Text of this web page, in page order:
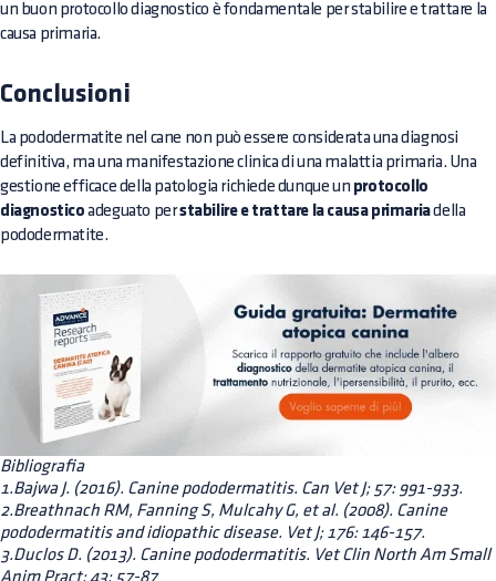
un buon protocollo diagnostico è fondamentale per stabilire e trattare la
causa primaria.
Conclusioni
La pododermatite nel cane non può essere considerata una diagnosi
definitiva, ma una manifestazione clinica di una malattia primaria. Una
gestione efficace della patologia richiede dunque un protocollo
diagnostico adeguato perstabilire e trattare la causa primariadella
pododermatite.
Bibliografia
1.Bajwa J. (2016). Canine pododermatitis. Can Vet J; 57: 991-933.
2.Breathnach RM, Fanning S, Mulcahy G, et al. (2008). Canine
pododermatitis and idiopathic disease. Vet J; 176: 146-157.
3.Duclos D. (2013). Canine pododermatitis. Vet Clin North Am Small
Anim Pract; 43: 57-87